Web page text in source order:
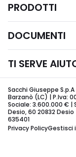
PRODOTTI
DOCUMENTI
TI SERVE
Sacchi Giuseppe
Barzanò (LC) | P.Iva:
Sociale: 3.600.000 € |
Desio, 60 20832
635401
Privacy PolicyGestisci